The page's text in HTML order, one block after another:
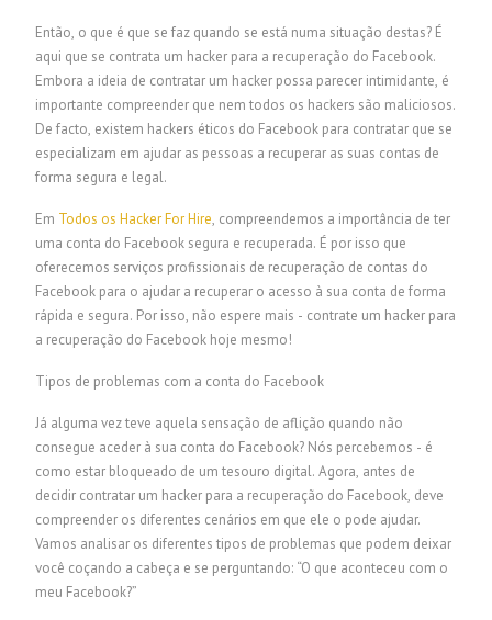
Então, o que é que se faz quando se está numa situação destas? É
aqui que se contrata um hacker para a recuperação do Facebook.
Embora a ideia de contratar um hacker possa parecer intimidante, é
importante compreender que nem todos os hackers são maliciosos.
De facto, existem hackers éticos do Facebook para contratar que se
especializam em ajudar as pessoas a recuperar as suas contas de
forma segura e legal.
Em Todos os Hacker For Hire, compreendemos a importância de ter
uma conta do Facebook segura e recuperada. É por isso que
oferecemos serviços profissionais de recuperação de contas do
Facebook para o ajudar a recuperar o acesso à sua conta de forma
rápida e segura. Por isso, não espere mais - contrate um hacker para
a recuperação do Facebook hoje mesmo!
Tipos de problemas com a conta do Facebook
Já alguma vez teve aquela sensação de aflição quando não
consegue aceder à sua conta do Facebook? Nós percebemos - é
como estar bloqueado de um tesouro digital. Agora, antes de
decidir contratar um hacker para a recuperação do Facebook, deve
compreender os diferentes cenários em que ele o pode ajudar.
Vamos analisar os diferentes tipos de problemas que podem deixar
você coçando a cabeça e se perguntando: “O que aconteceu com o
meu Facebook?”